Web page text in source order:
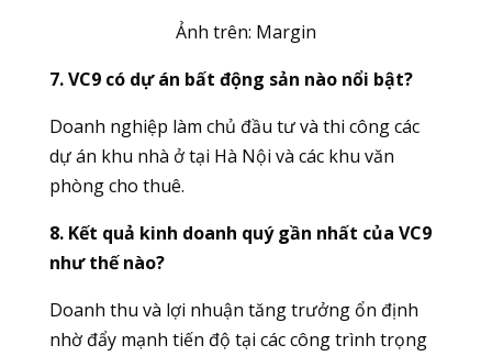
Ảnh trên: Margin
7. VC9 có dự án bất động sản nào nổi bật?
Doanh nghiệp làm chủ đầu tư và thi công các
dự án khu nhà ở tại Hà Nội và các khu văn
phòng cho thuê.
8. Kết quả kinh doanh quý gần nhất của VC9
như thế nào?
Doanh thu và lợi nhuận tăng trưởng ổn định
nhờ đẩy mạnh tiến độ tại các công trình trọng